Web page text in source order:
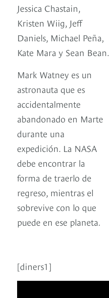
Jessica Chastain,
Kristen Wiig, Jeff
Daniels, Michael Peña,
Kate Mara y Sean Bean.
Mark Watney es un
astronauta que es
accidentalmente
abandonado en Marte
durante una
expedición. La NASA
debe encontrar la
forma de traerlo de
regreso, mientras el
sobrevive con lo que
puede en ese planeta.
[diners1]